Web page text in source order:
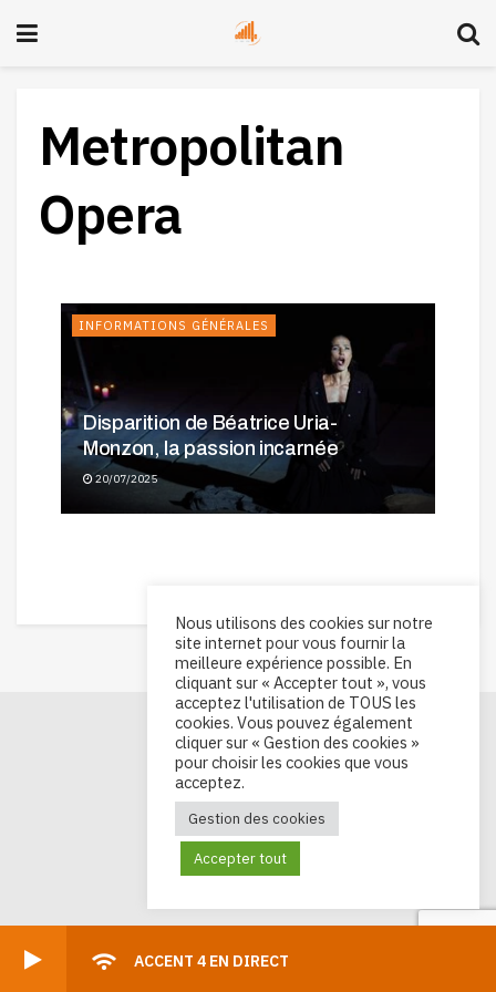
Metropolitan
Opera
INFORMATIONS GÉNÉRALES
Disparition de Béatrice Uria-
Monzon, la passion incarnée
20/07/2025
Margaret Price : Une Voix
Légendaire revisitée dans Les
Fantômes de l’Opéra
ACCENT 4 EN DIRECT
Nous utilisons des cookies sur notre
site internet pour vous fournir la
meilleure expérience possible. En
cliquant sur « Accepter tout », vous
acceptez l'utilisation de TOUS les
cookies. Vous pouvez également
cliquer sur « Gestion des cookies »
pour choisir les cookies que vous
acceptez.
Gestion des cookies
Accepter tout